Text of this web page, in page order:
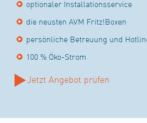
optionaler Installationsservice
die neusten AVM Fritz!Boxen
persönliche Betreuung und
100 % Öko-Strom
Jetzt Angebot prüfen